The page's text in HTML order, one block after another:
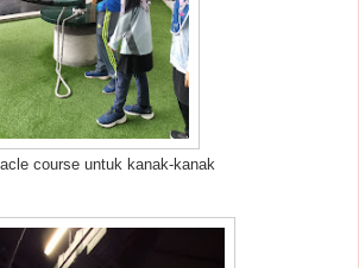
course untuk kanak-kanak